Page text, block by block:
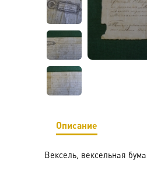
Описание
Вексель, вексельная